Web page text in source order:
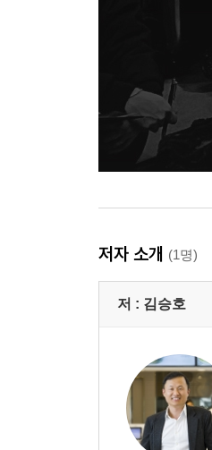
저자 소개 (1명)
저 : 김승호